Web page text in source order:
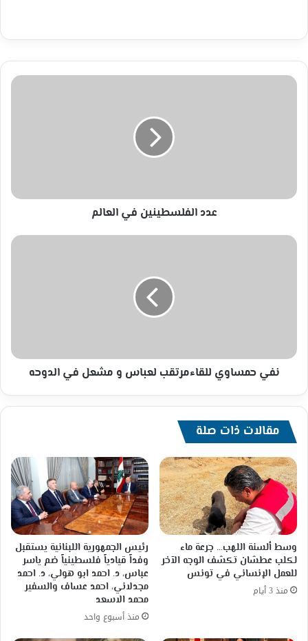
عدد
عدد الفلسطينين في العالم
نفي
نفي حمساوي للقاءمرتقب لعباس و مشعل في الدوحه
مقالات ذات صلة
وسط ألسنة اللهب… جرعة ماء
لكلب عطشان تكشف الوجه الآخر
للعمل الإنساني في تونس
منذ 3 أيام
رئيس الجمهورية اللبنانية يستقبل
وفداً قيادياً فلسطينياً ضم ياسر
عباس، د. احمد ابو هولي، د. احمد
مجدلاني، احمد عساف والسفير
محمد الاسعد
منذ أسبوع واحد